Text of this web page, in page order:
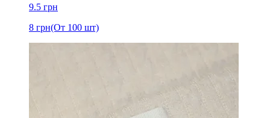
9.5 грн
8 грн(От 100 шт)